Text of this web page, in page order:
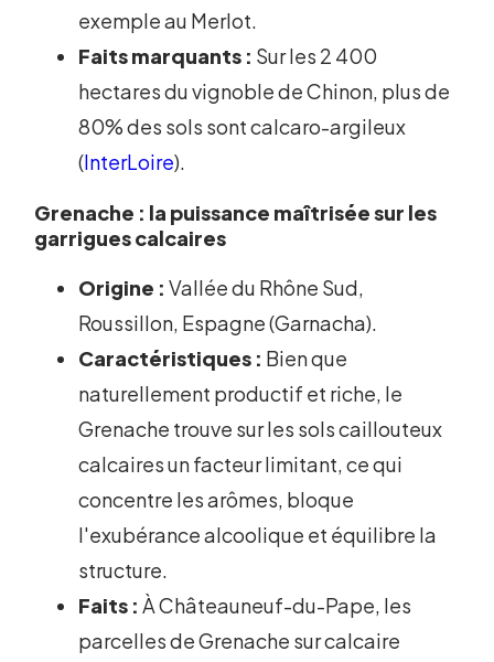
exemple au Merlot.
Faits marquants : Sur les 2 400
hectares du vignoble de Chinon, plus de
80% des sols sont calcaro-argileux
(InterLoire).
Grenache : la puissance maîtrisée sur les
garrigues calcaires
Origine : Vallée du Rhône Sud,
Roussillon, Espagne (Garnacha).
Caractéristiques : Bien que
naturellement productif et riche, le
Grenache trouve sur les sols caillouteux
calcaires un facteur limitant, ce qui
concentre les arômes, bloque
l'exubérance alcoolique et équilibre la
structure.
Faits : À Châteauneuf-du-Pape, les
parcelles de Grenache sur calcaire